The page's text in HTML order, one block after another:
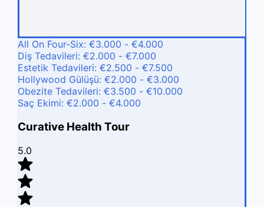
All On Four-Six: €3.000 - €4.000
Diş Tedavileri: €2.000 - €7.000
Estetik Tedavileri: €2.500 - €7.500
Hollywood Gülüşü: €2.000 - €3.000
Obezite Tedavileri: €3.500 - €10.000
Saç Ekimi: €2.000 - €4.000
Curative Health Tour
5.0